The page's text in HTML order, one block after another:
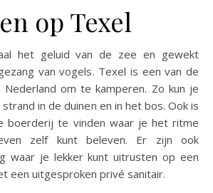
op Texel
het geluid van de zee en gewekt
van vogels. Texel is een van de
om te kamperen. Zo kun je
in de duinen en in het bos. Ook is
boerderij te vinden waar je het ritme
zelf kunt beleven. Er zijn ook
waar je lekker kunt uitrusten op een
een uitgesproken privé sanitair.